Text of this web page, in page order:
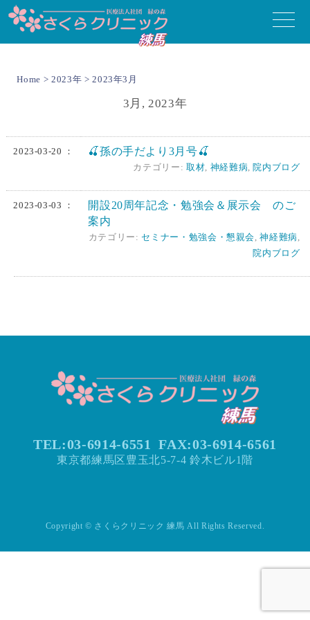
toggle
Home >2023年 > 2023年3月
3月, 2023年
2023-03-20 ： 🍒孫の手だより3月号🍒
カテゴリー: 取材, 神経難病, 院内ブログ
2023-03-03 ：
開設20周年記念・勉強会＆展示会 のご
案内
カテゴリー: セミナー・勉強会・懇親会,神経難病 ,
院内ブログ
TEL:03-6914-6551 FAX:03-6914-6561
東京都練馬区豊玉北5-7-4 鈴木ビル1階
Copyright © さくらクリニック 練馬 All Rights Reserved.